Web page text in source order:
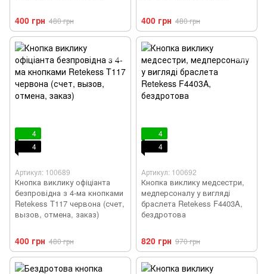
400 грн 480 грн 400 грн 480 грн
4
4
Артикул: 100689
Кнопка виклику офіціанта
безпровідна з 4-ма кнопками
Retekess T117 червона (счет,
вызов, отмена, заказ)
400 грн 480 грн
4
4
Артикул: 100692
Кнопка виклику медсестри,
медперсоналу у вигляді
браслета Retekess F4403A,
бездротова
820 грн 970 грн